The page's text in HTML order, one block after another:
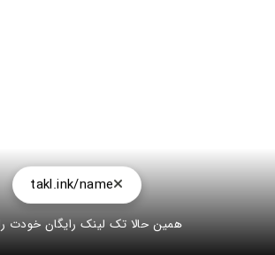
takl.ink/name
همین حالا تک لینک رایگان خودت